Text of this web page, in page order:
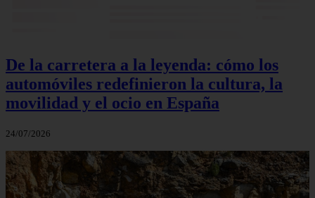
De la carretera a la leyenda: cómo los
automóviles redefinieron la cultura, la
movilidad y el ocio en España
24/07/2026